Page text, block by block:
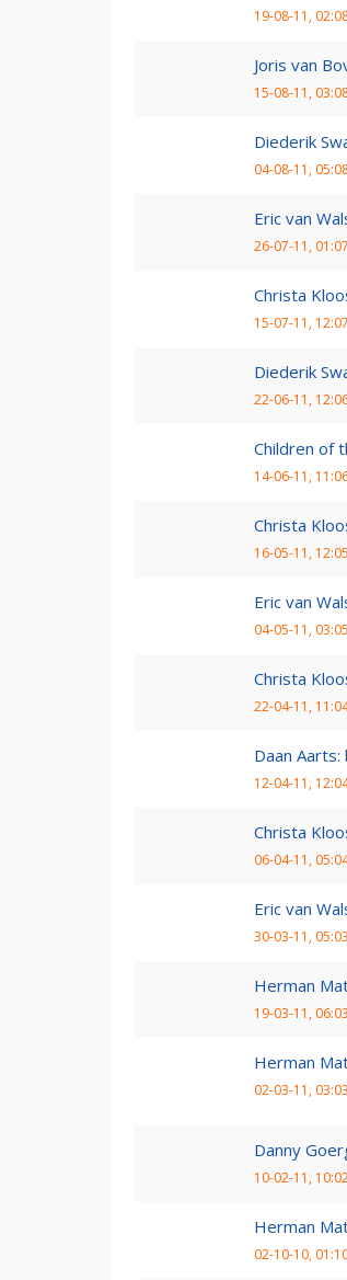
19-08-11,
Joris van
15-08-11,
Diederik
04-08-11,
Eric van
26-07-11, 01:07
Christa
15-07-11, 12:07
Diederik
22-06-11,
Children of
14-06-11,
Christa
16-05-11, 12:05
Eric van
04-05-11, 03:05
Christa
22-04-11,
Daan
12-04-11,
Christa
06-04-11,
Eric van
30-03-11, 05:03
Herman
19-03-11, 06:03
Herman
02-03-11, 03:03
Danny
10-02-11,
Herman
02-10-10,